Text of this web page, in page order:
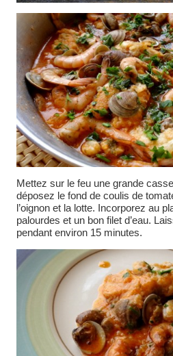
Mettez sur le feu une grande
déposez le fond de coulis de
l’oignon et la lotte. Incorporez au
palourdes et un bon filet d’eau.
pendant environ 15 minutes.